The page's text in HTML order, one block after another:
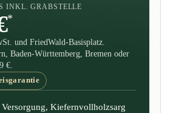
INKL. GRABSTELLE
*
und FriedWald-Basisplatz.
Baden-Württemberg, Bremen oder
€.
Kiefernvollholzsarg